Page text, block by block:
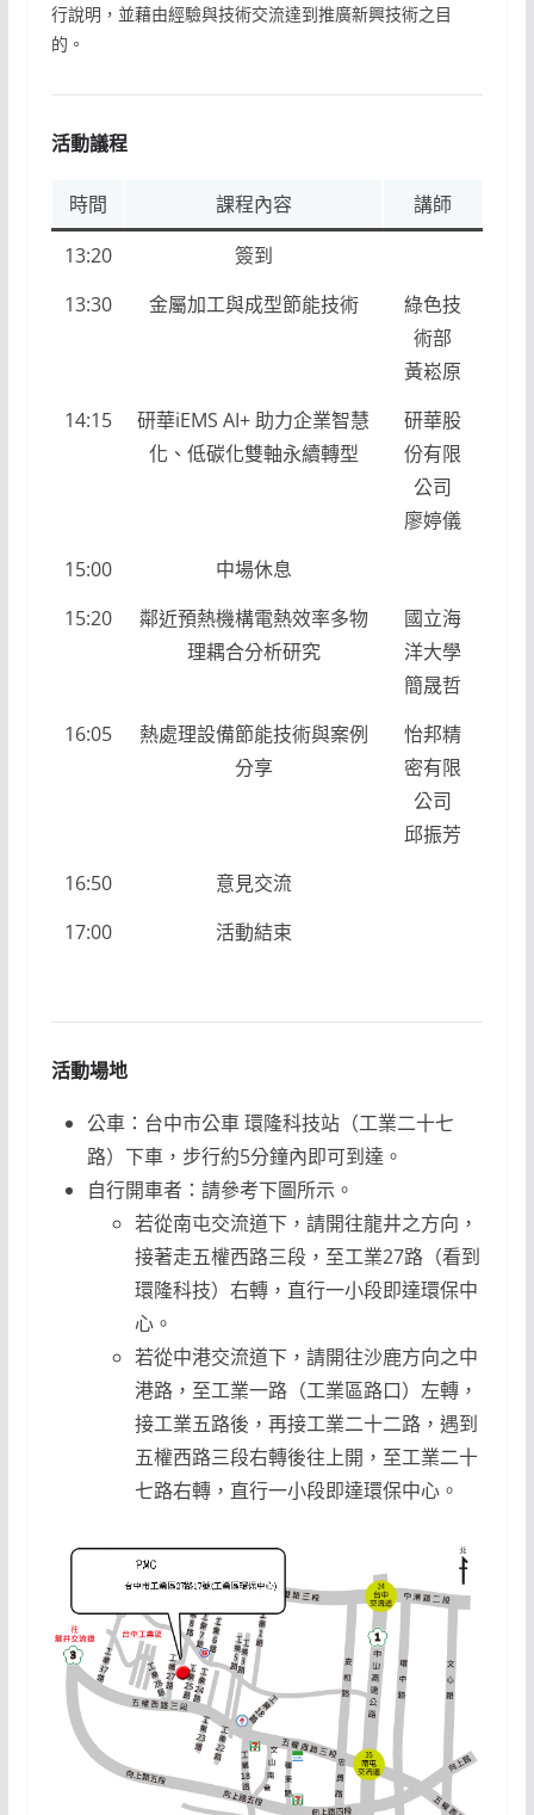
行說明，並藉由經驗與技術交流達到推廣新興技術之目
的。
活動議程
時間 課程內容
講師
13:20
簽到
13:30
金屬加工與成型節能技術
綠色技
術部
黃崧原
14:15
研華iEMS AI+ 助力企業智慧
化、低碳化雙軸永續轉型
研華股
份有限
公司
廖婷儀
15:00
中場休息
15:20
鄰近預熱機構電熱效率多物
理耦合分析研究
國立海
洋大學
簡晟哲
16:05
熱處理設備節能技術與案例
分享
怡邦精
密有限
公司
邱振芳
16:50
意見交流
17:00
活動結束
活動場地
公車：台中市公車 環隆科技站（工業二十七
路）下車，步行約5分鐘內即可到達。
自行開車者：請參考下圖所示。
若從南屯交流道下，請開往龍井之方向，
接著走五權西路三段，至工業27路（看到
環隆科技）右轉，直行一小段即達環保中
心。
若從中港交流道下，請開往沙鹿方向之中
港路，至工業一路（工業區路口）左轉，
接工業五路後，再接工業二十二路，遇到
五權西路三段右轉後往上開，至工業二十
七路右轉，直行一小段即達環保中心。